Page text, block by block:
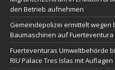
den Betrieb aufnehmen
Gemeindepolizei ermittelt
Baumaschinen auf Fuerteventura
Fuerteventuras Umweltbehörde
RIU Palace Tres Islas mit Auflagen